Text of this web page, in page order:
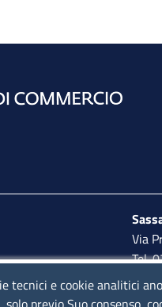
Via
Tel.
tecnici e cookie analitici